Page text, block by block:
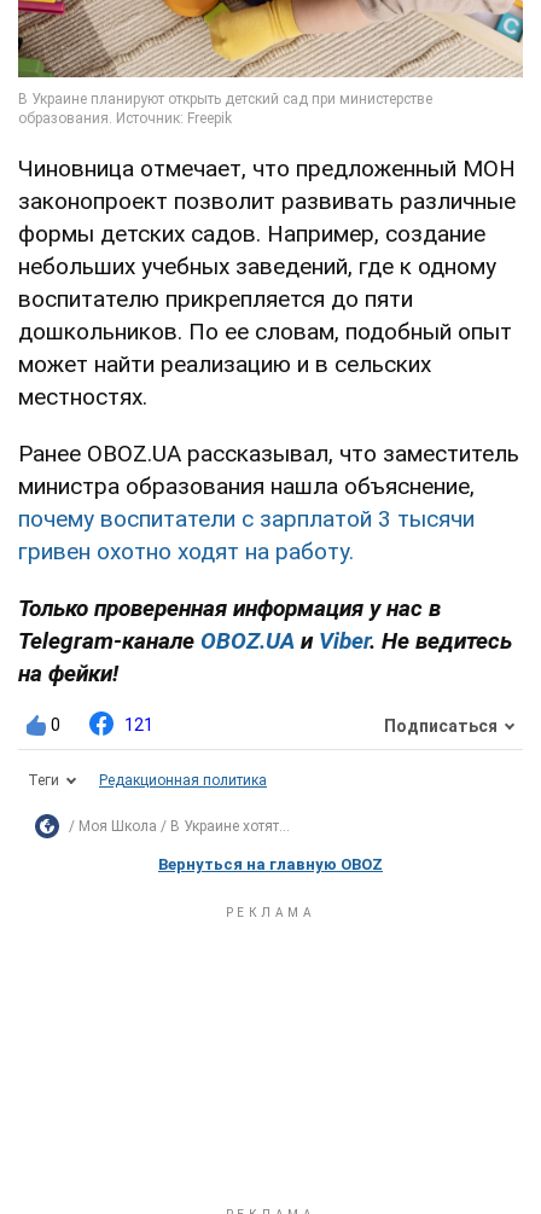
Чиновница отмечает, что предложенный МОН
законопроект позволит развивать различные
формы детских садов. Например, создание
небольших учебных заведений, где к одному
воспитателю прикрепляется до пяти
дошкольников. По ее словам, подобный опыт
может найти реализацию и в сельских
местностях.
Ранее OBOZ.UA рассказывал, что заместитель
министра образования нашла объяснение,
почему воспитатели с зарплатой 3 тысячи
гривен охотно ходят на работу.
Только проверенная информация у нас в
Telegram-канале OBOZ.UA и Viber. Не ведитесь
на фейки!
0 121 Подписаться
Теги Редакционная политика
Моя Школа В Украине хотят...
Вернуться на главную OBOZ